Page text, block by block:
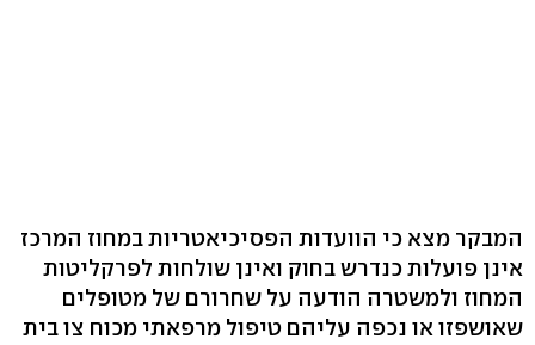
המבקר מצא כי הוועדות הפסיכיאטריות במחוז המרכז
אינן פועלות כנדרש בחוק ואינן שולחות לפרקליטות
המחוז ולמשטרה הודעה על שחרורם של מטופלים
שאושפזו או נכפה עליהם טיפול מרפאתי מכוח צו בית